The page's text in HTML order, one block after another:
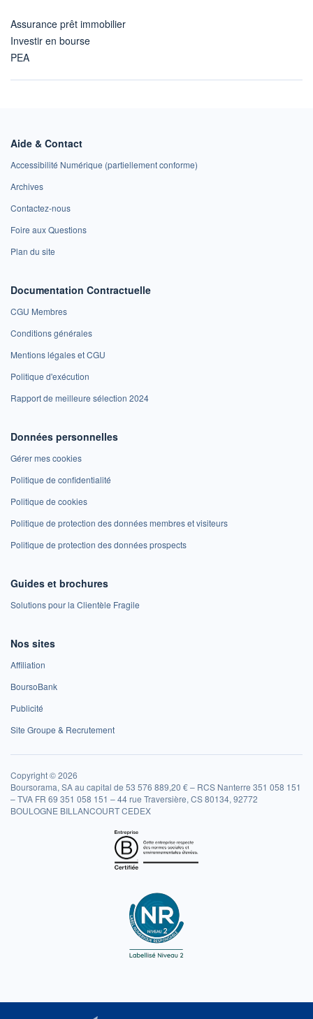
Assurance prêt immobilier
Investir en bourse
PEA
Aide & Contact
Accessibilité Numérique (partiellement conforme)
Archives
Contactez-nous
Foire aux Questions
Plan du site
Documentation Contractuelle
CGU Membres
Conditions générales
Mentions légales et CGU
Politique d'exécution
Rapport de meilleure sélection 2024
Données personnelles
Gérer mes cookies
Politique de confidentialité
Politique de cookies
Politique de protection des données membres et visiteurs
Politique de protection des données prospects
Guides et brochures
Solutions pour la Clientèle Fragile
Nos sites
Affiliation
BoursoBank
Publicité
Site Groupe & Recrutement
Copyright © 2026
Boursorama, SA au capital de 53 576 889,20 € – RCS Nanterre 351 058 151
– TVA FR 69 351 058 151 – 44 rue Traversière, CS 80134, 92772
BOULOGNE BILLANCOURT CEDEX